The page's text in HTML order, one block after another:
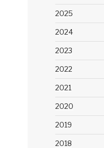
2025
2024
2023
2022
2021
2020
2019
2018